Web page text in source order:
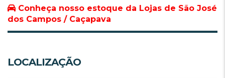
Conheça nosso estoque da Lojas de São José
dos Campos / Caçapava
LOCALIZAÇÃO